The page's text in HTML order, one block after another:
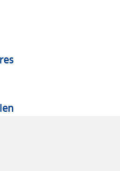
bike tests
Fietsaccessoire tests
Tests van